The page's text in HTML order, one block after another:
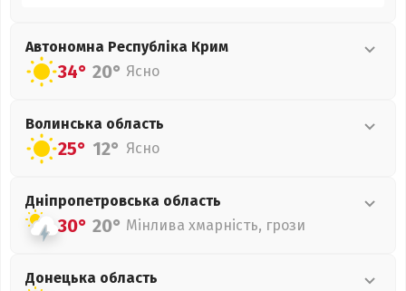
Автономна Республіка Крим
34° 20° Ясно
Волинська область
25° 12° Ясно
Дніпропетровська область
30° 20° Мінлива хмарність, грози
Донецька область